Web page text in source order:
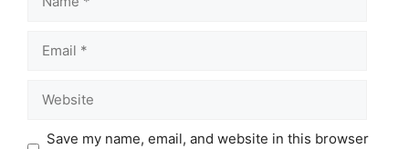
Save my name, email, and website in this browser